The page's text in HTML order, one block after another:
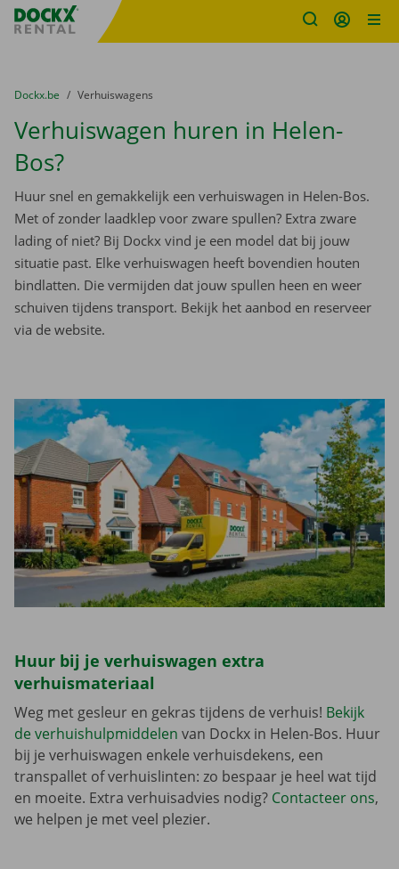
Fratello DEMO
U bevindt zich hier:
van
Dockx.be naar
Verhuiswagens
Verhuiswagen huren in Helen-
Bos?
Huur snel en gemakkelijk een verhuiswagen in Helen-Bos.
Met of zonder laadklep voor zware spullen? Extra zware
lading of niet? Bij Dockx vind je een model dat bij jouw
situatie past. Elke verhuiswagen heeft bovendien houten
bindlatten. Die vermijden dat jouw spullen heen en weer
schuiven tijdens transport. Bekijk het aanbod en reserveer
via de website.
Huur bij je verhuiswagen extra
verhuismateriaal
Weg met gesleur en gekras tijdens de verhuis! Bekijk
de verhuishulpmiddelen van Dockx in Helen-Bos. Huur
bij je verhuiswagen enkele verhuisdekens, een
transpallet of verhuislinten: zo bespaar je heel wat tijd
en moeite. Extra verhuisadvies nodig? Contacteer ons,
we helpen je met veel plezier.